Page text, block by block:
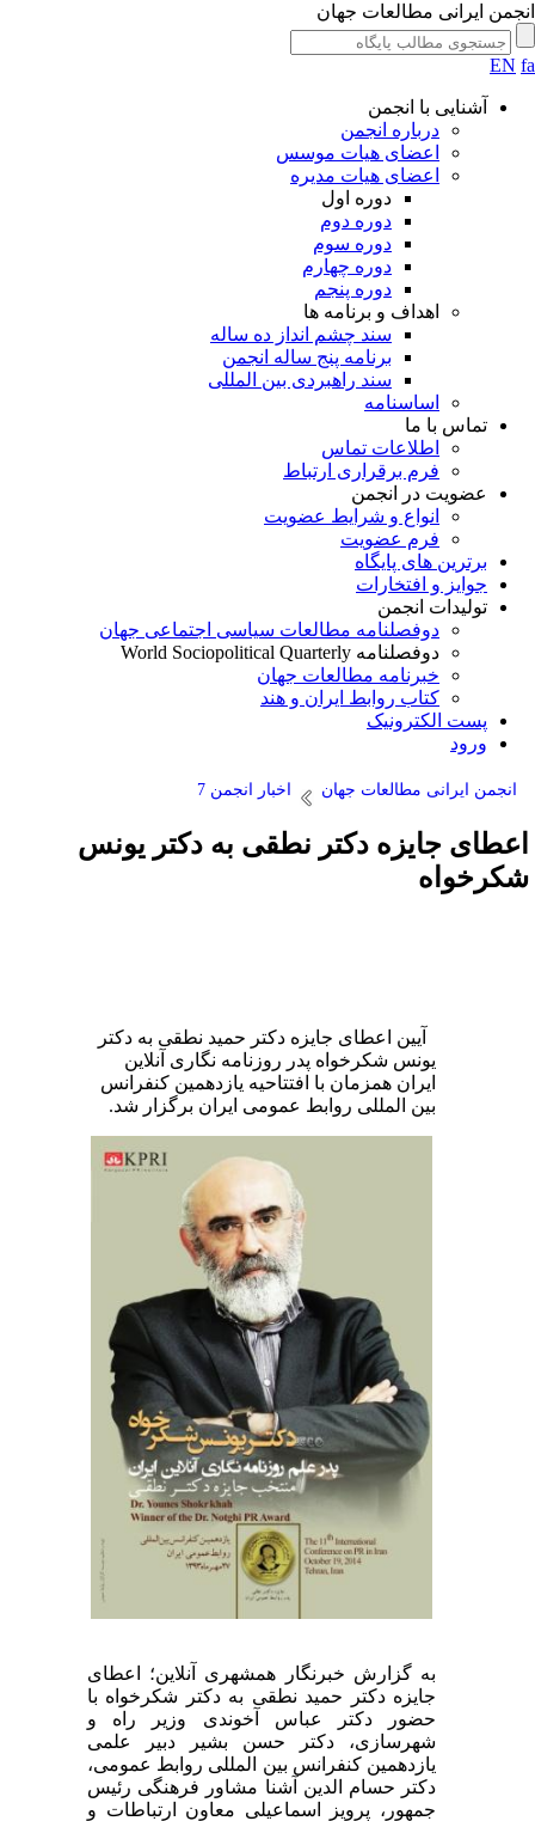
ایرانی مطالعات جهان
EN
آشنایی با انجمن
درباره انجمن
اعضای هیات موسس
اعضای هیات مدیره
دوره اول
دوره دوم
دوره سوم
دوره چهارم
دوره پنجم
اهداف و برنامه ها
سند چشم انداز ده ساله
برنامه پنج ساله انجمن
سند راهبردی بین المللی
اساسنامه
تماس با ما
اطلاعات تماس
فرم برقراری ارتباط
عضویت در انجمن
انواع و شرایط عضویت
فرم عضویت
برترین های پایگاه
جوایز و افتخارات
تولیدات انجمن
دوفصلنامه مطالعات سیاسی اجتماعی جهان
دوفصلنامه World Sociopolitical Quarterly
خبرنامه مطالعات جهان
کتاب روابط ایران و هند
پست الکترونیک
ورود
انجمن ایرانی مطالعات جهان اخبار انجمن 7
جایزه دکتر نطقی به دکتر یونس
آیین اعطای جایزه دکتر حمید نطقی به دکتر
یونس شکرخواه پدر روزنامه نگاری آنلاین
ایران همزمان با افتتاحیه یازدهمین کنفرانس
بین المللی روابط عمومی ایران برگزار شد.
به گزارش خبرنگار همشهری آنلاین؛ اعطای
جایزه دکتر حمید نطقی به دکتر شکرخواه با
حضور دکتر عباس آخوندی وزیر راه و
شهرسازی، دکتر حسن بشیر دبیر علمی
یازدهمین کنفرانس بین المللی روابط عمومی،
دکتر حسام الدین آشنا مشاور فرهنگی رئیس
جمهور، پرویز اسماعیلی معاون ارتباطات و